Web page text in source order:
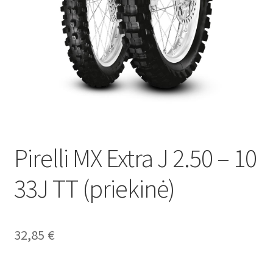
Pirelli MX Extra J 2.50 – 10
33J TT (priekinė)
32,85 €